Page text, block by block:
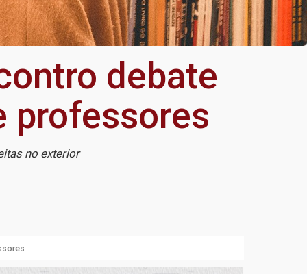
debate
professores
no exterior